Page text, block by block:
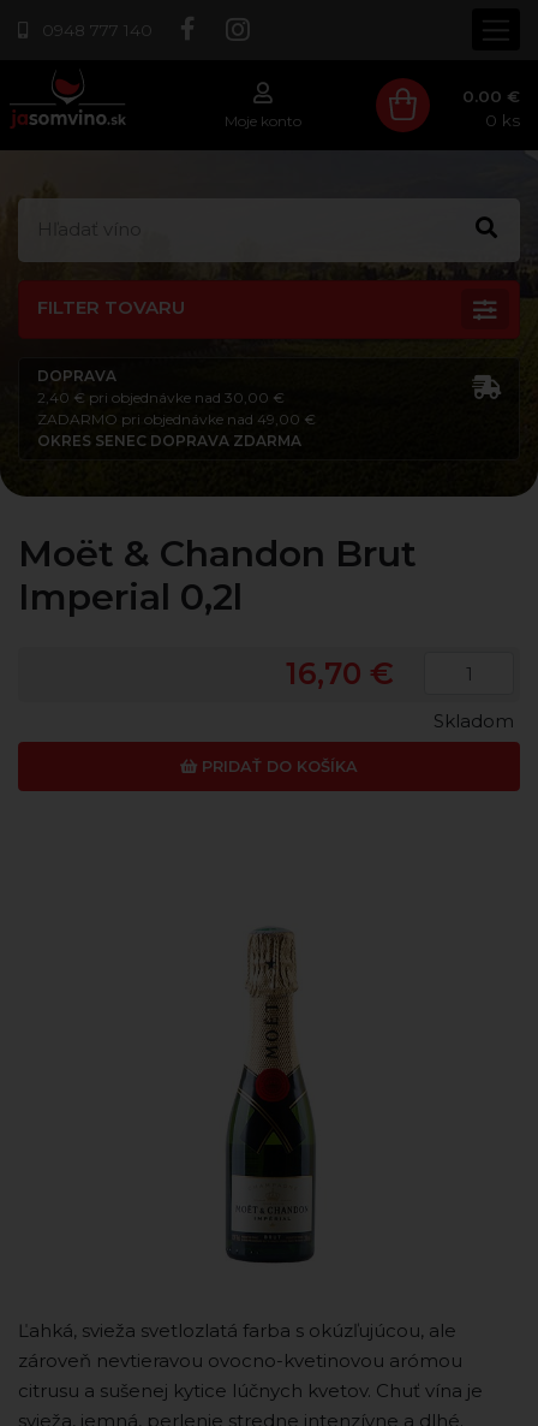
0948 777 140
Moje konto
0.00 €
0 ks
FILTER TOVARU
DOPRAVA
2,40 € pri objednávke nad 30,00 €
ZADARMO pri objednávke nad 49,00 €
OKRES SENEC DOPRAVA ZDARMA
Moët & Chandon Brut
Imperial 0,2l
16,70 €
PRIDAŤ DO KOŠÍKA
Skladom
Ľahká, svieža svetlozlatá farba s okúzľujúcou, ale
zároveň nevtieravou ovocno-kvetinovou arómou
citrusu a sušenej kytice lúčnych kvetov. Chuť vína je
svieža, jemná, perlenie stredne intenzívne a dlhé.